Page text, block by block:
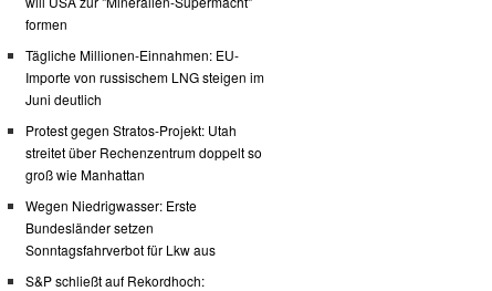
formen
Tägliche Millionen-Einnahmen: EU-
Importe von russischem LNG steigen im
Juni deutlich
Protest gegen Stratos-Projekt: Utah
streitet über Rechenzentrum doppelt so
groß wie Manhattan
Wegen Niedrigwasser: Erste
Bundesländer setzen
Sonntagsfahrverbot für Lkw aus
S&P schließt auf Rekordhoch: